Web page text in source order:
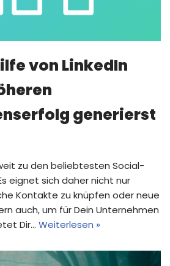
von LinkedIn
generierst
zu den beliebtesten Social-
eignet sich daher nicht nur
Kontakte zu knüpfen oder neue
auch, um für Dein Unternehmen
Dir… Weiterlesen »